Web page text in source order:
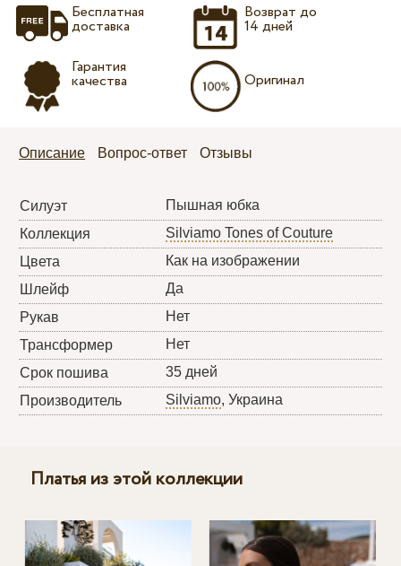
Бесплатная
доставка
Гарантия
качества
Возврат до
14 дней
Оригинал
Описание Вопрос-ответ Отзывы
Силуэт
Пышная юбка
Коллекция
Silviamo Tones of Couture
Цвета
Как на изображении
Шлейф
Да
Рукав
Нет
Трансформер
Нет
Срок пошива
35 дней
Производитель
Silviamo, Украина
Платья из этой коллекции